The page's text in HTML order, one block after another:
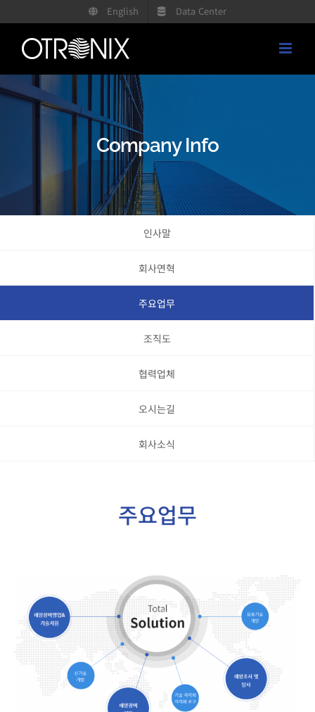
텐
건
English Data Center
Company Info
인사말
회사연혁
주요업무
조직도
협력업체
오시는길
회사소식
주요업무